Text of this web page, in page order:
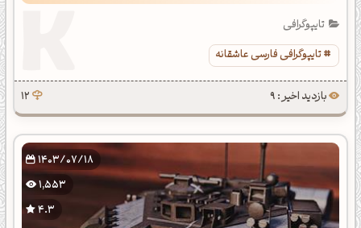
تایپوگرافی
تایپوگرافی فارسی عاشقانه
بازدید اخیر : 9 12
1403/07/18
1,553
4.3